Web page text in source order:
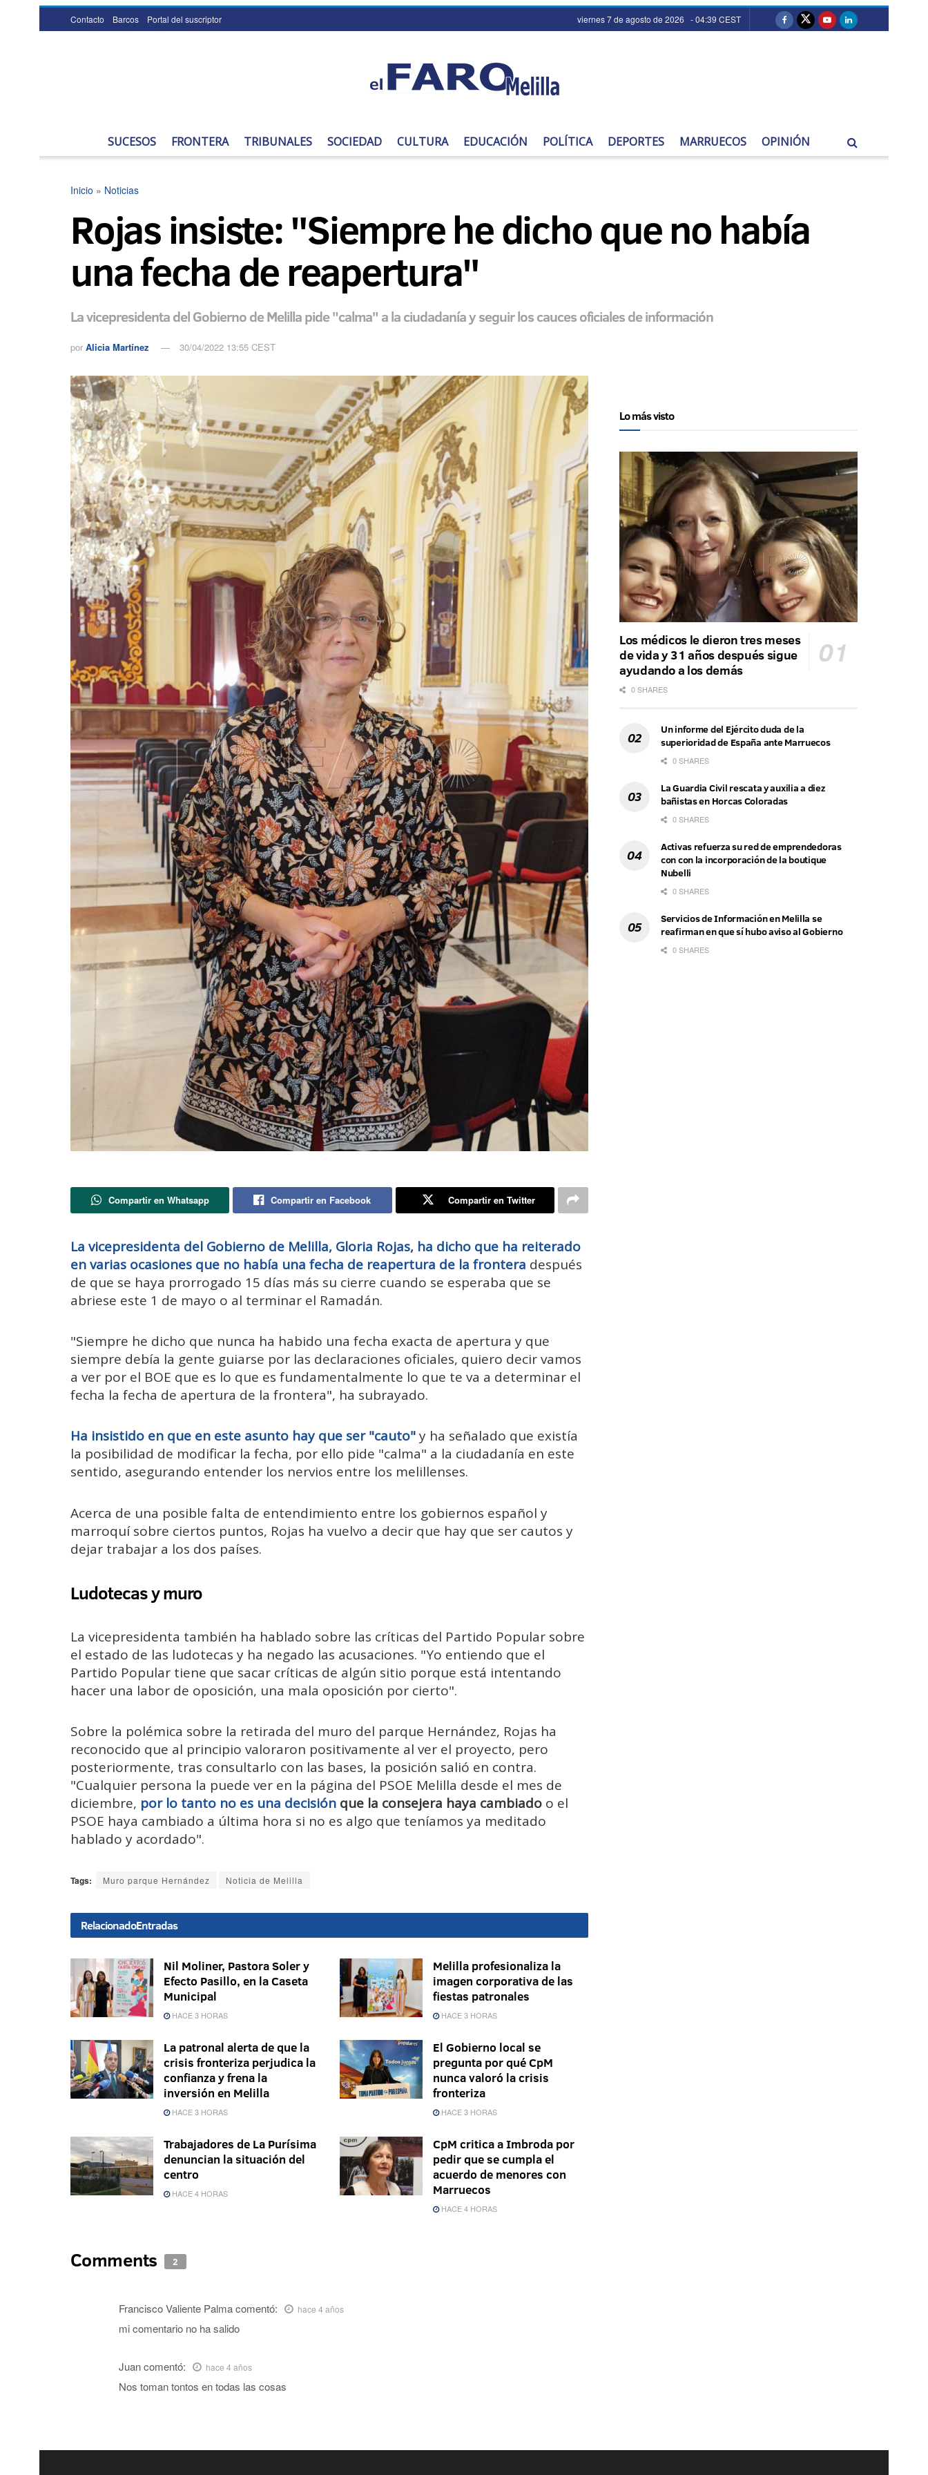
Contacto Barcos Portal del suscriptor viernes 7 de agosto de 2026 - 04:39 CEST
SUCESOS FRONTERA TRIBUNALES SOCIEDAD CULTURA EDUCACIÓN POLÍTICA DEPORTES MARRUECOS OPINIÓN
Inicio » Noticias
Rojas insiste: "Siempre he dicho que no había
una fecha de reapertura"
La vicepresidenta del Gobierno de Melilla pide "calma" a la ciudadanía y seguir los cauces oficiales de información
por Alicia Martínez 30/04/2022 13:55 CEST
Compartir en Whatsapp Compartir en Facebook Compartir en Twitter
La vicepresidenta del Gobierno de Melilla, Gloria Rojas, ha dicho que ha reiterado
en varias ocasiones que no había una fecha de reapertura de la frontera después
de que se haya prorrogado 15 días más su cierre cuando se esperaba que se
abriese este 1 de mayo o al terminar el Ramadán.
"Siempre he dicho que nunca ha habido una fecha exacta de apertura y que
siempre debía la gente guiarse por las declaraciones oficiales, quiero decir vamos
a ver por el BOE que es lo que es fundamentalmente lo que te va a determinar el
fecha la fecha de apertura de la frontera", ha subrayado.
Ha insistido en que en este asunto hay que ser "cauto"y ha señalado que existía
la posibilidad de modificar la fecha, por ello pide "calma" a la ciudadanía en este
sentido, asegurando entender los nervios entre los melillenses.
Acerca de una posible falta de entendimiento entre los gobiernos español y
marroquí sobre ciertos puntos, Rojas ha vuelvo a decir que hay que ser cautos y
dejar trabajar a los dos países.
Ludotecas y muro
La vicepresidenta también ha hablado sobre las críticas del Partido Popular sobre
el estado de las ludotecas y ha negado las acusaciones. "Yo entiendo que el
Partido Popular tiene que sacar críticas de algún sitio porque está intentando
hacer una labor de oposición, una mala oposición por cierto".
Sobre la polémica sobre la retirada del muro del parque Hernández, Rojas ha
reconocido que al principio valoraron positivamente al ver el proyecto, pero
posteriormente, tras consultarlo con las bases, la posición salió en contra.
"Cualquier persona la puede ver en la página del PSOE Melilla desde el mes de
diciembre, por lo tanto no es una decisión que la consejera haya cambiado o el
PSOE haya cambiado a última hora si no es algo que teníamos ya meditado
hablado y acordado".
Tags: Muro parque Hernández Noticia de Melilla
RelacionadoEntradas
Nil Moliner, Pastora Soler y
Efecto Pasillo, en la Caseta
Municipal
HACE 3 HORAS
Melilla profesionaliza la
imagen corporativa de las
fiestas patronales
HACE 3 HORAS
La patronal alerta de que la
crisis fronteriza perjudica la
confianza y frena la
inversión en Melilla
HACE 3 HORAS
El Gobierno local se
pregunta por qué CpM
nunca valoró la crisis
fronteriza
HACE 3 HORAS
Trabajadores de La Purísima
denuncian la situación del
centro
HACE 4 HORAS
CpM critica a Imbroda por
pedir que se cumpla el
acuerdo de menores con
Marruecos
HACE 4 HORAS
Comments 2
Francisco Valiente Palmacomentó: hace 4 años
mi comentario no ha salido
Juancomentó: hace 4 años
Nos toman tontos en todas las cosas
Lo más visto
Los médicos le dieron tres meses
de vida y 31 años después sigue
ayudando a los demás
0 SHARES
Un informe del Ejército duda de la
superioridad de España ante Marruecos
0 SHARES
La Guardia Civil rescata y auxilia a diez
bañistas en Horcas Coloradas
0 SHARES
Activas refuerza su red de emprendedoras
con con la incorporación de la boutique
Nubelli
0 SHARES
Servicios de Información en Melilla se
reafirman en que sí hubo aviso al Gobierno
0 SHARES